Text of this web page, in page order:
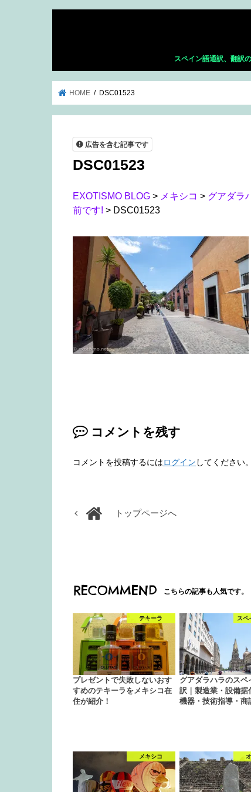
スペイン語通訳、翻訳
HOME DSC01523
広告を含む記事です
DSC01523
EXOTISMO BLOG > メキシコ > グアダラ
前です! > DSC01523
コメントを残す
コメントを投稿するにはログイン してください。
トップページへ
RECOMMEND こちらの記事も人気です。
テキーラ
プレゼントで失敗しないおす
すめのテキーラをメキシコ在
住が紹介！
スペ
グアダラハラのスペ
訳｜製造業・設備据
機器・技術指導・
メキシコ